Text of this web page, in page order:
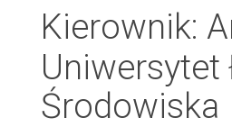
Kierownik:
Uniwersytet
Środowiska